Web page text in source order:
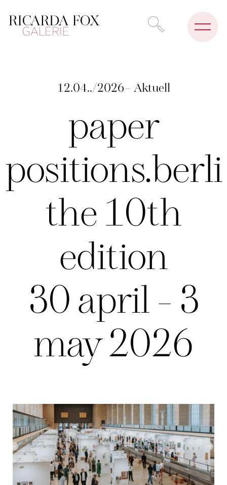
12.04../2026– Aktuell
paper
the 10th
edition
30 april - 3
may 2026